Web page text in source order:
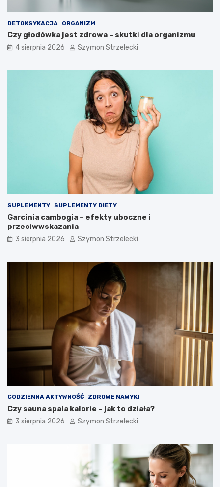
DETOKSYKACJA ORGANIZM
Czy głodówka jest zdrowa – skutki dla organizmu
4 sierpnia 2026 Szymon Strzelecki
SUPLEMENTY SUPLEMENTY DIETY
Garcinia cambogia – efekty uboczne i
przeciwwskazania
3 sierpnia 2026 Szymon Strzelecki
CODZIENNA AKTYWNOŚĆ ZDROWE NAWYKI
Czy sauna spala kalorie – jak to działa?
3 sierpnia 2026 Szymon Strzelecki